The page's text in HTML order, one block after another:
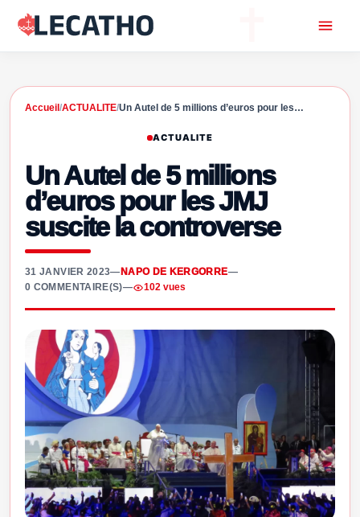
Accueil /ACTUALITE/Un Autel de 5 millions d’euros pour les…
ACTUALITE
Un Autel de 5 millions
d’euros pour les JMJ
suscite la controverse
31 JANVIER 2023— NAPO DE KERGORRE—
0 COMMENTAIRE(S)— 102 vues